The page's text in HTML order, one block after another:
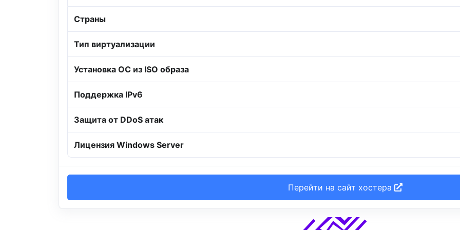
Страны
Тип виртуализации
Установка ОС из ISO образа
Поддержка IPv6
Защита от DDoS атак
Лицензия Windows Server
Перейти на сайт хостера